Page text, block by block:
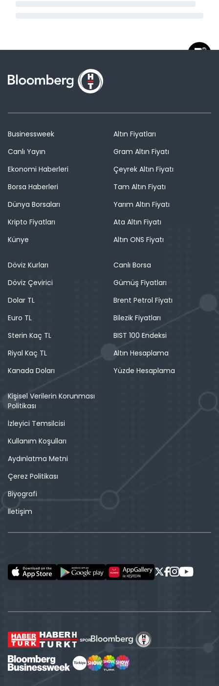
Businessweek
Canlı Yayın
Ekonomi Haberleri
Borsa Haberleri
Dünya Borsaları
Kripto Fiyatları
Künye
Altın Fiyatları
Gram Altın Fiyatı
Çeyrek Altın Fiyatı
Tam Altın Fiyatı
Yarım Altın Fiyatı
Ata Altın Fiyatı
Altın ONS Fiyatı
Döviz Kurları
Döviz Çevirici
Dolar TL
Euro TL
Sterin Kaç TL
Riyal Kaç TL
Kanada Doları
Canlı Borsa
Gümüş Fiyatları
Brent Petrol Fiyatı
Bilezik Fiyatları
BIST 100 Endeksi
Altın Hesaplama
Yüzde Hesaplama
Kişisel Verilerin Korunması
Politikası
İzleyici Temsilcisi
Kullanım Koşulları
Aydınlatma Metni
Çerez Politikası
Biyografi
İletişim